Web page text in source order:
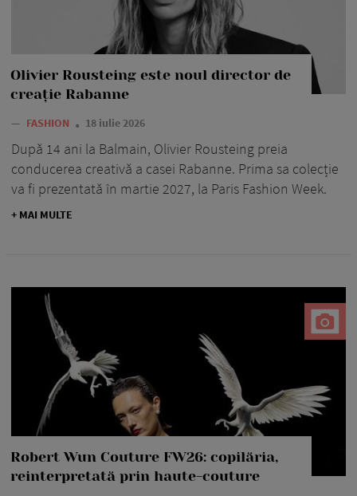
Olivier Rousteing este noul director de
creație Rabanne
— FASHION 18 iulie 2026
După 14 ani la Balmain, Olivier Rousteing preia
conducerea creativă a casei Rabanne. Prima sa colecție
va fi prezentată în martie 2027, la Paris Fashion Week.
+ MAI MULTE
Robert Wun Couture FW26: copilăria,
reinterpretată prin haute-couture